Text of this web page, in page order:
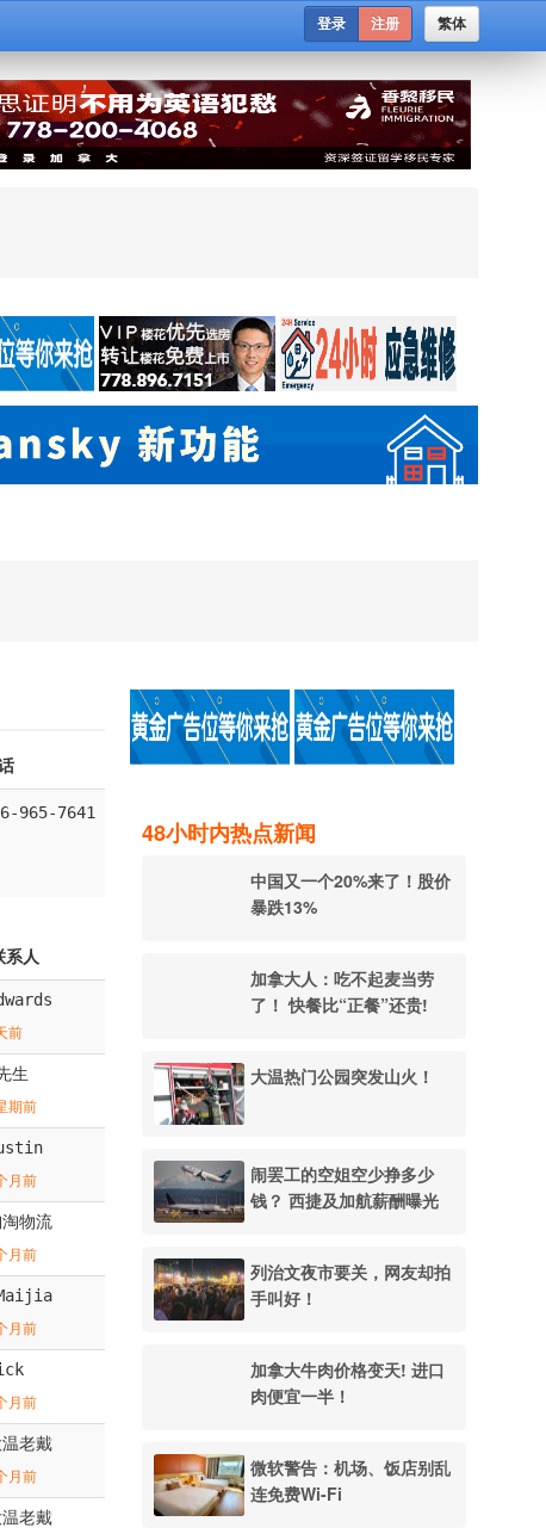
繁体
登录 注册
965-7641
系人
前
生
期前
月前
物流
月前
月前
月前
温老戴
月前
温老戴
48小时内热点新闻
中国又一个20%来了！股价
暴跌13%
加拿大人：吃不起麦当劳
了！ 快餐比“正餐”还贵!
大温热门公园突发山火！
闹罢工的空姐空少挣多少
钱？ 西捷及加航薪酬曝光
列治文夜市要关，网友却拍
手叫好！
加拿大牛肉价格变天! 进口
肉便宜一半！
微软警告：机场、饭店别乱
连免费Wi-Fi